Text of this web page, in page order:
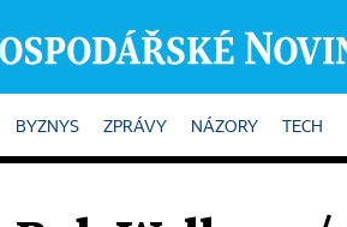
HOME
BYZNYS ZPRÁVY NÁZORY TECH